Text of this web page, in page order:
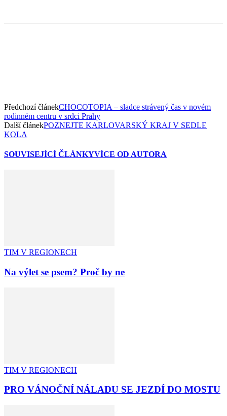
Předchozí článekCHOCOTOPIA – sladce strávený čas v novém
rodinném centru v srdci Prahy
Další článekPOZNEJTE KARLOVARSKÝ KRAJ V SEDLE
KOLA
SOUVISEJÍCÍ ČLÁNKYVÍCE OD AUTORA
TIM V REGIONECH
Na výlet se psem? Proč by ne
TIM V REGIONECH
PRO VÁNOČNÍ NÁLADU SE JEZDÍ DO MOSTU